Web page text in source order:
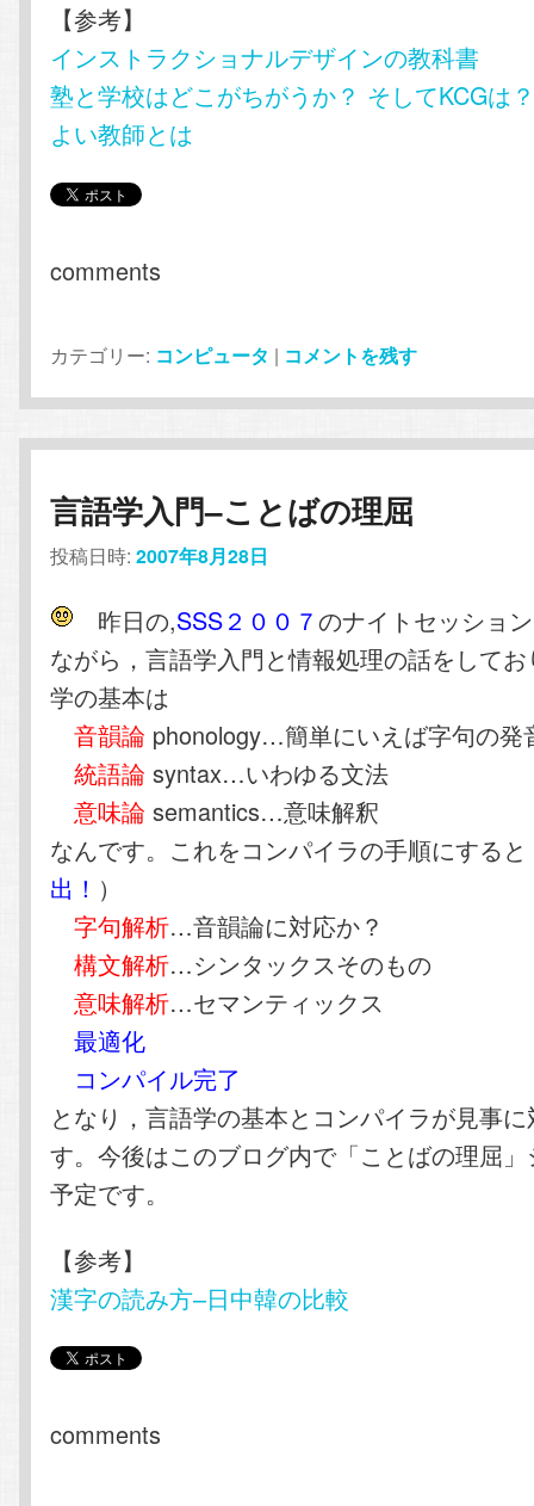
【参考】
インストラクショナルデザインの教科書
塾と学校はどこがちがうか？ そしてKCGは
よい教師とは
comments
カテゴリー: コンピュータ | コメントを残す
言語学入門–ことばの理屈
投稿日時:2007年8月28日
昨日の,SSS２００７のナイトセッショ
ながら，言語学入門と情報処理の話をして
学の基本は
音韻論 phonology…簡単にいえば字句の発
統語論 syntax…いわゆる文法
意味論 semantics…意味解釈
なんです。これをコンパイラの手順にすると
出！ ）
字句解析…音韻論に対応か？
構文解析…シンタックスそのもの
意味解析…セマンティックス
最適化
コンパイル完了
となり，言語学の基本とコンパイラが見事
す。今後はこのブログ内で「ことばの理屈
予定です。
【参考】
漢字の読み方–日中韓の比較
comments